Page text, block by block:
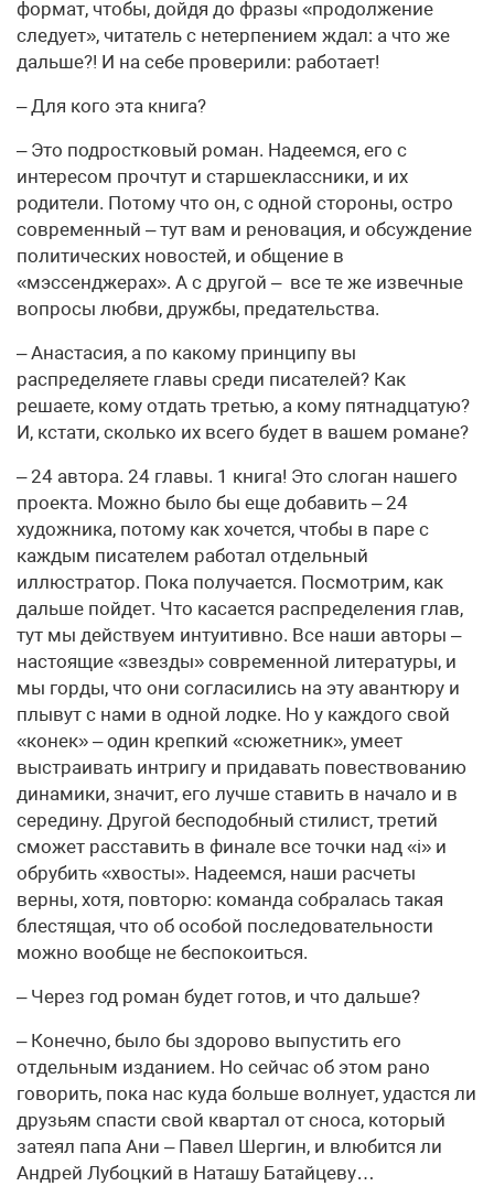
формат, чтобы, дойдя до фразы «продолжение
следует», читатель с нетерпением ждал: а что же
дальше?! И на себе проверили: работает!
– Для кого эта книга?
– Это подростковый роман. Надеемся, его с
интересом прочтут и старшеклассники, и их
родители. Потому что он, с одной стороны, остро
современный – тут вам и реновация, и обсуждение
политических новостей, и общение в
«мэссенджерах». А с другой – все те же извечные
вопросы любви, дружбы, предательства.
– Анастасия, а по какому принципу вы
распределяете главы среди писателей? Как
решаете, кому отдать третью, а кому пятнадцатую?
И, кстати, сколько их всего будет в вашем романе?
– 24 автора. 24 главы. 1 книга! Это слоган нашего
проекта. Можно было бы еще добавить – 24
художника, потому как хочется, чтобы в паре с
каждым писателем работал отдельный
иллюстратор. Пока получается. Посмотрим, как
дальше пойдет. Что касается распределения глав,
тут мы действуем интуитивно. Все наши авторы –
настоящие «звезды» современной литературы, и
мы горды, что они согласились на эту авантюру и
плывут с нами в одной лодке. Но у каждого свой
«конек» – один крепкий «сюжетник», умеет
выстраивать интригу и придавать повествованию
динамики, значит, его лучше ставить в начало и в
середину. Другой бесподобный стилист, третий
сможет расставить в финале все точки над «i» и
обрубить «хвосты». Надеемся, наши расчеты
верны, хотя, повторю: команда собралась такая
блестящая, что об особой последовательности
можно вообще не беспокоиться.
– Через год роман будет готов, и что дальше?
– Конечно, было бы здорово выпустить его
отдельным изданием. Но сейчас об этом рано
говорить, пока нас куда больше волнует, удастся ли
друзьям спасти свой квартал от сноса, который
затеял папа Ани – Павел Шергин, и влюбится ли
Андрей Лубоцкий в Наташу Батайцеву…